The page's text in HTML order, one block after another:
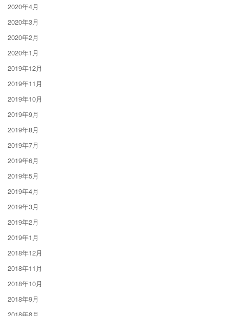
2020年4月
2020年3月
2020年2月
2020年1月
2019年12月
2019年11月
2019年10月
2019年9月
2019年8月
2019年7月
2019年6月
2019年5月
2019年4月
2019年3月
2019年2月
2019年1月
2018年12月
2018年11月
2018年10月
2018年9月